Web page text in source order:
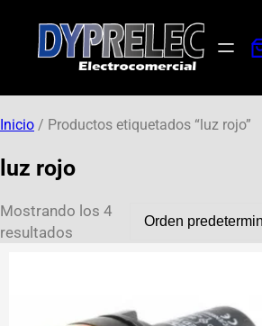
Inicio / Productos etiquetados “luz rojo”
luz rojo
Mostrando los 4
resultados